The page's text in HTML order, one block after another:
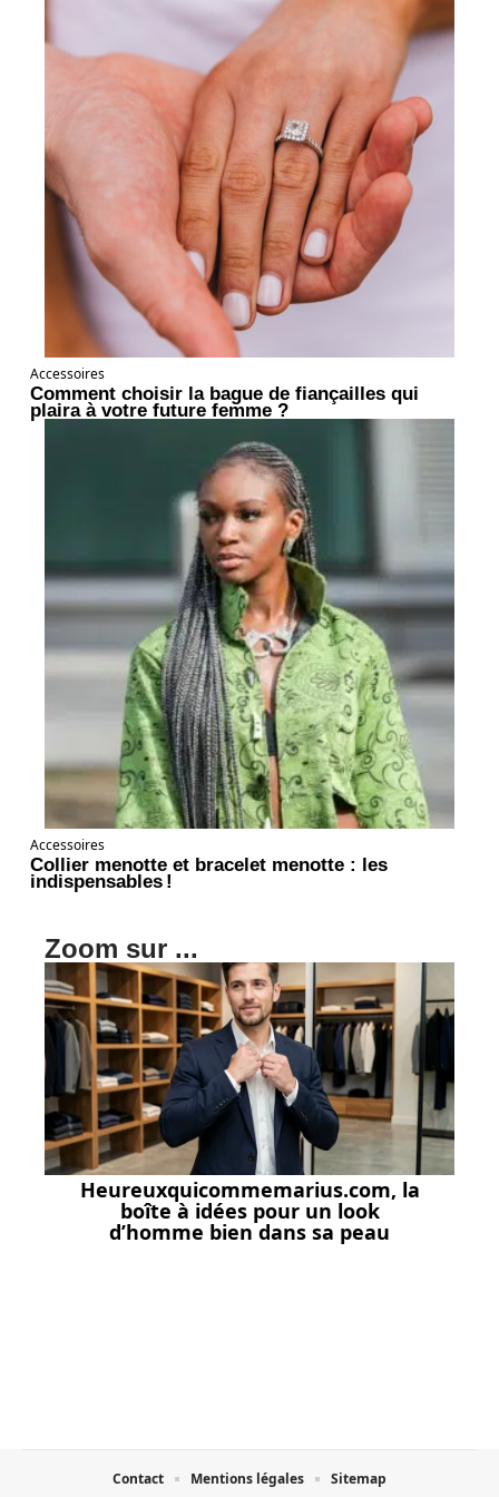
Accessoires
Comment choisir la bague de fiançailles qui
plaira à votre future femme ?
Accessoires
Collier menotte et bracelet menotte : les
indispensables !
Zoom sur ...
Heureuxquicommemarius.com, la
boîte à idées pour un look
d’homme bien dans sa peau
Contact Mentions légales Sitemap